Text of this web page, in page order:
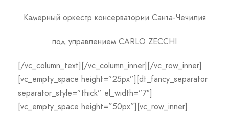
Камерный оркестр консерватории Санта-Чечилия
под управлением CARLO ZECCHI
[/vc_column_text][/vc_column_inner][/vc_row_inner]
[vc_empty_space height=”25px”][dt_fancy_separator
separator_style=”thick” el_width=”7″]
[vc_empty_space height=”50px”][vc_row_inner]